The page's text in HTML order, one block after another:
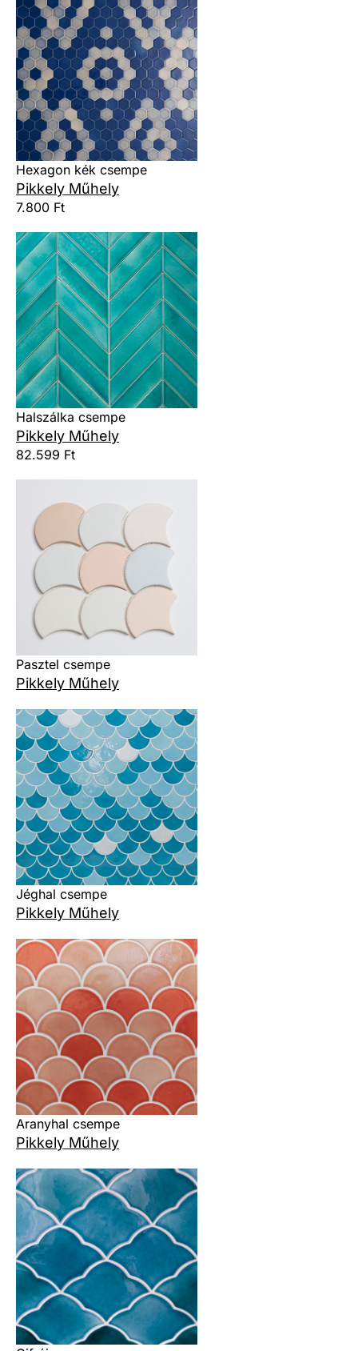
Hexagon kék csempe
Pikkely Műhely
7.800 Ft
Halszálka csempe
Pikkely Műhely
82.599 Ft
Pasztel csempe
Pikkely Műhely
Jéghal csempe
Pikkely Műhely
Aranyhal csempe
Pikkely Műhely